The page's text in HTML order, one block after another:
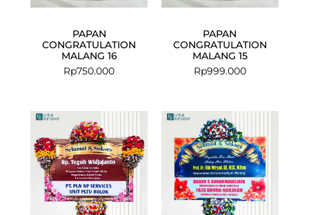
PAPAN
CONGRATULATION
MALANG 16
Rp750.000
PAPAN
CONGRATULATION
MALANG 15
Rp999.000